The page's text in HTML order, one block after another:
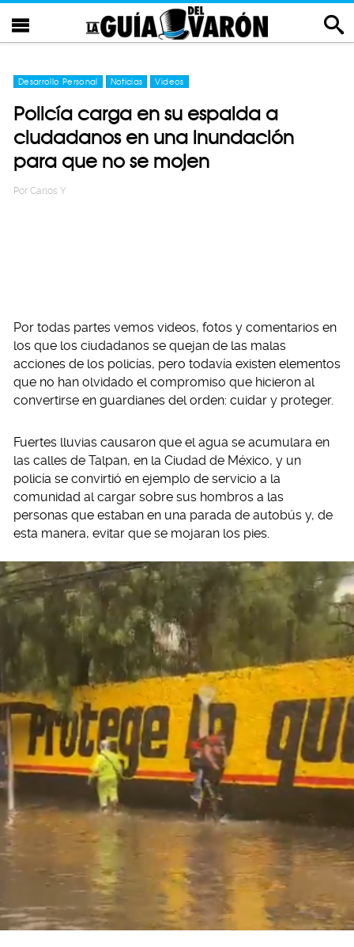
Desarrollo Personal Noticias Videos
Policía carga en su espalda a
ciudadanos en una inundación
para que no se mojen
Por Carlos Y
Por todas partes vemos videos, fotos y comentarios en
los que los ciudadanos se quejan de las malas
acciones de los policías, pero todavía existen elementos
que no han olvidado el compromiso que hicieron al
convertirse en guardianes del orden: cuidar y proteger.
Fuertes lluvias causaron que el agua se acumulara en
las calles de Talpan, en la Ciudad de México, y un
policía se convirtió en ejemplo de servicio a la
comunidad al cargar sobre sus hombros a las
personas que estaban en una parada de autobús y, de
esta manera, evitar que se mojaran los pies.